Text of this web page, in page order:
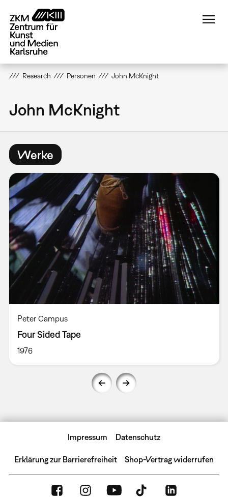
zum
Inhalt
Research Personen John McKnight
John McKnight
Werke
Peter Campus
Four Sided Tape
1976
Impressum Datenschutz
Erklärung zur Barrierefreiheit Shop-Vertrag widerrufen